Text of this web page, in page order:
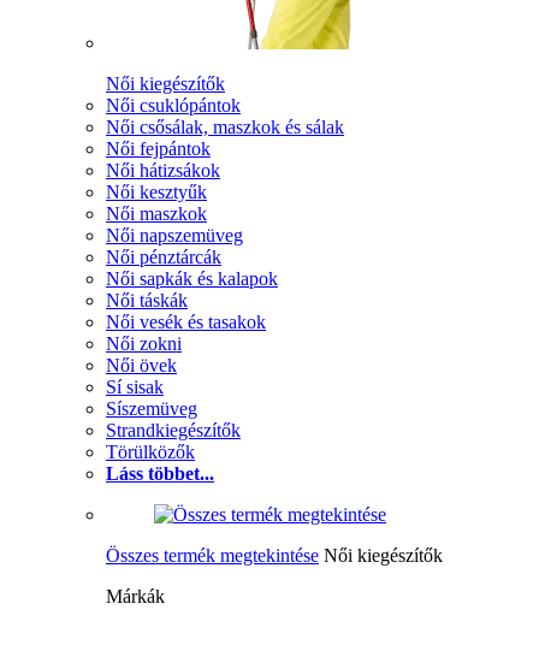
Női kiegészítők
Női csuklópántok
Női csősálak, maszkok és sálak
Női fejpántok
Női hátizsákok
Női kesztyűk
Női maszkok
Női napszemüveg
Női pénztárcák
Női sapkák és kalapok
Női táskák
Női vesék és tasakok
Női zokni
Női övek
Sí sisak
Síszemüveg
Strandkiegészítők
Törülközők
Láss többet...
Összes termék megtekintése Női kiegészítők
Márkák